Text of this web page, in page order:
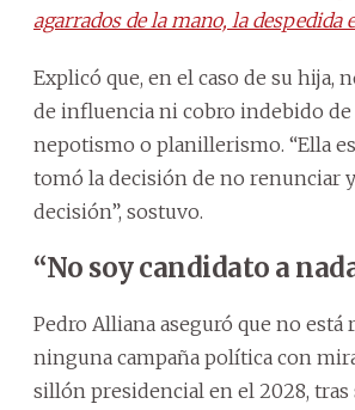
agarrados de la mano, la despedida
Explicó que, en el caso de su hija,
de influencia ni cobro indebido
nepotismo o planillerismo. “Ella
tomó la decisión de no renunciar
decisión”, sostuvo.
“No soy candidato a
Pedro Alliana aseguró que no está
ninguna campaña política con
sillón presidencial en el 2028, tras